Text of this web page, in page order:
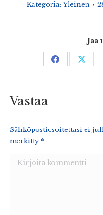
Kategoria:Yleinen
Jaa
Share
Vastaa
Sähköpostiosoitettasi ei
merkitty *
Kirjoita kommentti